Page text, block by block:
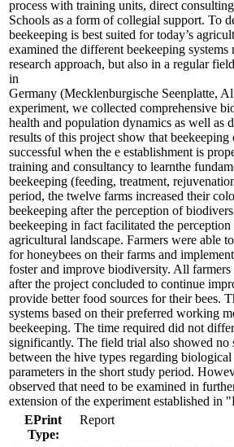
process with training units, direct
Schools as a form of collegial support. To
beekeeping is best suited for today’s
examined the different beekeeping
research approach, but also in a regular
in
Germany (Mecklenburgische Seenplatte,
experiment, we collected comprehensive
health and population dynamics as well as
results of this project show that beekeeping
successful when the e establishment is
training and consultancy to learnthe
beekeeping (feeding, treatment,
period, the twelve farms increased their
beekeeping after the perception of
beekeeping in fact facilitated the
agricultural landscape. Farmers were able
for honeybees on their farms and
foster and improve biodiversity. All farmers
after the project concluded to continue
provide better food sources for their bees.
systems based on their preferred working
beekeeping. The time required did not differ
significantly. The field trial also showed no
between the hive types regarding
parameters in the short study period.
observed that need to be examined in
extension of the experiment established in
EPrint
Type:
Report